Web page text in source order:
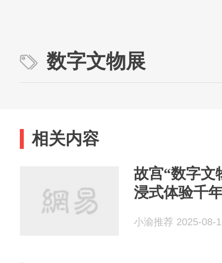
数字文物展
相关内容
故宫“数字文
浸式体验千
小渝推荐 2025-08-